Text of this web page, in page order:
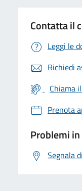
Contatta il
Leggi le
Richiedi
Chiama
Prenota
Problemi
Segnala